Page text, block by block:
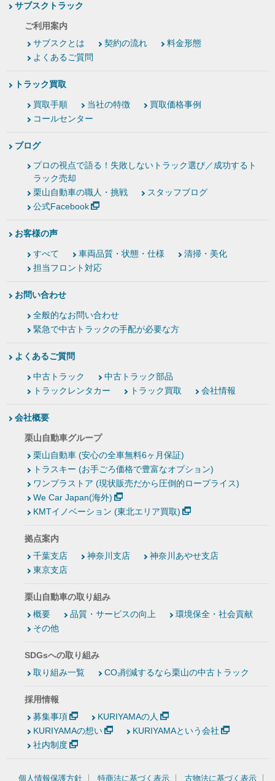
サブスクトラック
ご利用案内
サブスクとは
契約の流れ
料金形態
よくあるご質問
トラック買取
買取手順 当社の特徴
買取価格事例
コールセンター
ブログ
プロの視点で語る！失敗しないトラック選び／成功するト
ラック売却
栗山自動車の職人・挑戦
スタッフブログ
公式Facebook
お客様の声
すべて 車両品質・状態・仕様
清掃・美化
担当フロント対応
お問い合わせ
全般的なお問い合わせ
緊急で中古トラックの手配が必要な方
よくあるご質問
中古トラック
中古トラック部品
トラックレンタカー
トラック買取 会社情報
会社概要
栗山自動車グループ
栗山自動車 (安心の全車無料6ヶ月保証)
トラスキー (お手ごろ価格で豊富なオプション)
ワンプラストア (現状販売だから圧倒的ロープライス)
We Car Japan(海外)
KMTイノベーション (東北エリア買取)
拠点案内
千葉支店
神奈川支店
神奈川あやせ支店
東京支店
栗山自動車の取り組み
概要
品質・サービスの向上
環境保全・社会貢献
その他
SDGsへの取り組み
取り組み一覧
CO₂削減するなら栗山の中古トラック
採用情報
募集事項
KURIYAMAの人
KURIYAMAの想い
KURIYAMAという会社
社内制度
個人情報保護方針 特商法に基づく表示 古物法に基づく表示